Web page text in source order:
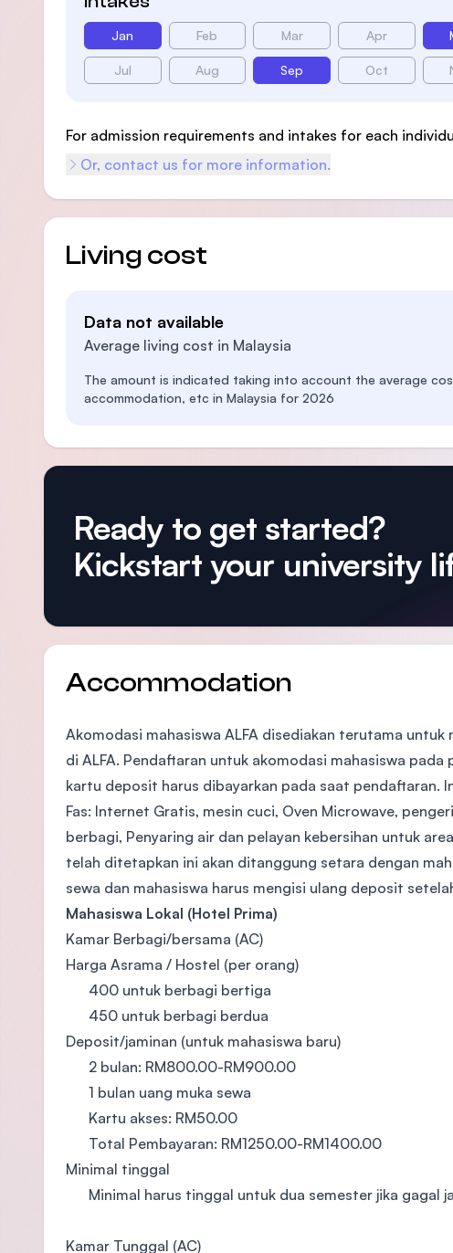
Jan Feb Mar Apr
Jul Aug Sep Oct
For admission requirements and intakes for each
Or, contact us for more information.
Living cost
Data not available
Average living cost in Malaysia
The amount is indicated taking into account the average
accommodation, etc in Malaysia for 2026
Ready to get started?
Kickstart your university
Accommodation
Akomodasi mahasiswa ALFA disediakan terutama
di ALFA. Pendaftaran untuk akomodasi mahasiswa
kartu deposit harus dibayarkan pada saat pendaftaran.
Fas: Internet Gratis, mesin cuci, Oven Microwave,
berbagi, Penyaring air dan pelayan kebersihan untuk
telah ditetapkan ini akan ditanggung setara dengan
sewa dan mahasiswa harus mengisi ulang deposit
Mahasiswa Lokal (Hotel Prima)
Kamar Berbagi/bersama (AC)
Harga Asrama / Hostel (per orang)
​400 untuk berbagi bertiga
450 untuk berbagi berdua
Deposit/jaminan (untuk mahasiswa baru)
​2 bulan: RM800.00-RM900.00
1 bulan uang muka sewa
Kartu akses: RM50.00
Total Pembayaran: RM1250.00-RM1400.00
Minimal tinggal
​Minimal harus tinggal untuk dua semester jika gagal
​Kamar Tunggal (AC)